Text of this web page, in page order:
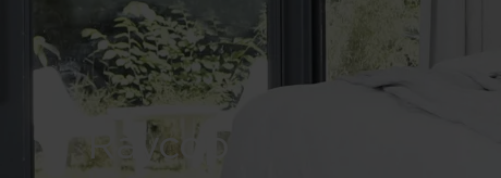
Raycop